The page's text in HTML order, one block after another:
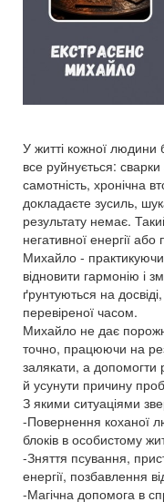
У житті кожної
все руйнується:
самотність, хронічна
докладаєте зусиль,
результату немає.
негативної енергії
Михайло -
відновити гармонію і
ґрунтуються на
перевіреної часом.
Михайло не дає
точно, працюючи на
залякати, а допомогти
й усунути причину
З якими ситуаціями
-Повернення коханої
блоків в особистому
-Зняття псування,
енергії, позбавлення
-Магічна допомога в